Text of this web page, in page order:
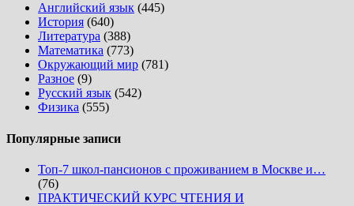
Английский язык (445)
История (640)
Литература (388)
Математика (773)
Окружающий мир (781)
Разное (9)
Русский язык (542)
Физика (555)
Популярные записи
Топ-7 школ-пансионов с проживанием в Москве и…
(76)
ПРАКТИЧЕСКИЙ КУРС ЧТЕНИЯ И